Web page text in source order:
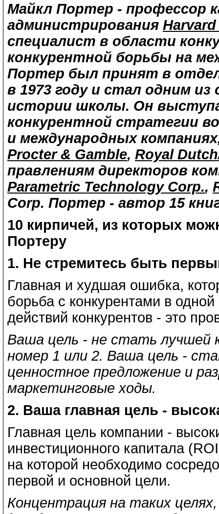
Майкл Портер - профессор
администрирования
специалист в области
конкурентной борьбы на
Портер был принят в
в 1973 году и стал одним
истории школы. Он
конкурентной стратегии
и международных
Procter & Gamble, Royal
правлениям директоров
Parametric Technology Corp.,
Corp. Портер - автор 15
10 кирпичей, из которых
Портеру
1. Не стремитесь быть
Главная и худшая ошибка,
борьба с конкурентами в
действий конкурентов - это
Ваша цель - не стать лучшей
номер 1 или 2. Ваша цель -
ценностное предложение и
маркетинговые ходы.
2. Ваша главная цель -
Главная цель компании -
инвестиционного капитала
на которой необходимо
первой и основной цели.
Концентрация на таких